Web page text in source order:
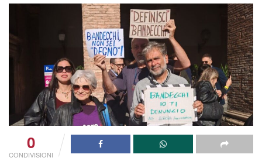
0
CONDIVISIONI